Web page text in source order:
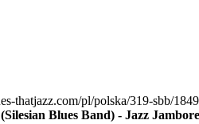
thatjazz.com/pl/polska/319-sbb/
Blues Band) - Jazz